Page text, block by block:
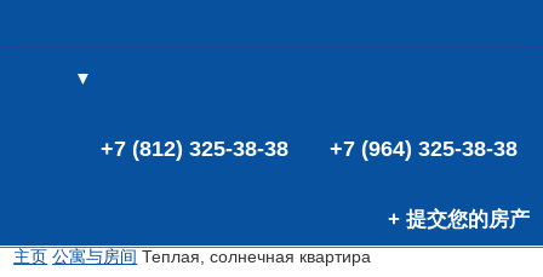
▼
+7 (964) 325-38-38
+7 (812) 325-38-38
+ 提交您的房产
主页 公寓与房间 Теплая, солнечная квартира